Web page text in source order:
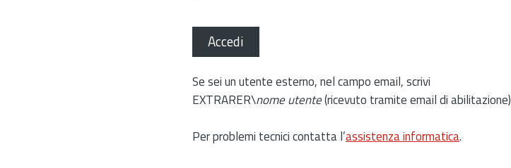
Accedi
Se sei un utente esterno, nel campo email, scrivi
EXTRARER\nome utente(ricevuto tramite email di abilitazione)
Per problemi tecnici contatta l’assistenza informatica.